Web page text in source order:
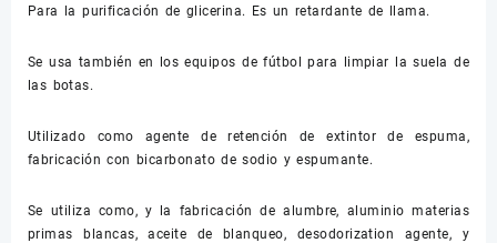
Para la purificación de glicerina. Es un retardante de llama.
Se usa también en los equipos de fútbol para limpiar la suela de
las botas.
Utilizado como agente de retención de extintor de espuma,
fabricación con bicarbonato de sodio y espumante.
Se utiliza como, y la fabricación de alumbre, aluminio materias
primas blancas, aceite de blanqueo, desodorization agente, y